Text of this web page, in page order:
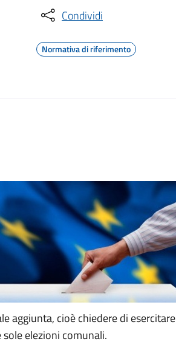
Condividi
Normativa di riferimento
aggiunta, cioè chiedere di esercitare
elezioni comunali.